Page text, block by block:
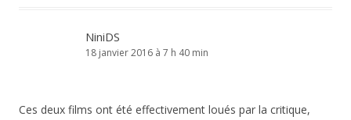
NiniDS
18 janvier 2016 à 7 h 40 min
Ces deux films ont été effectivement loués par la critique,